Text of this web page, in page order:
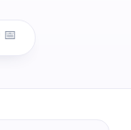
📅 9 مارس 2022